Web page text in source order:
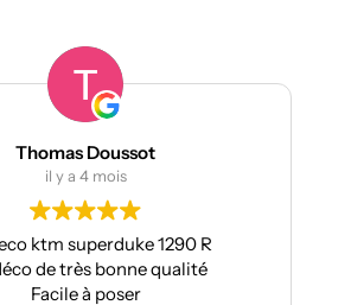
Pour ma part, Kit déco
Aprilia : très bonne qualité,